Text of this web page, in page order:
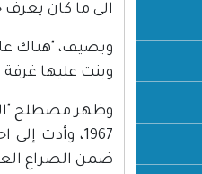
الى ما كان يعرف
ويضيف، "هناك
وبنت عليها غرفة
وظهر مصطلح
1967، وأدت
ضمن الصراع